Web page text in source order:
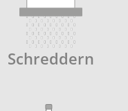
Schreddern